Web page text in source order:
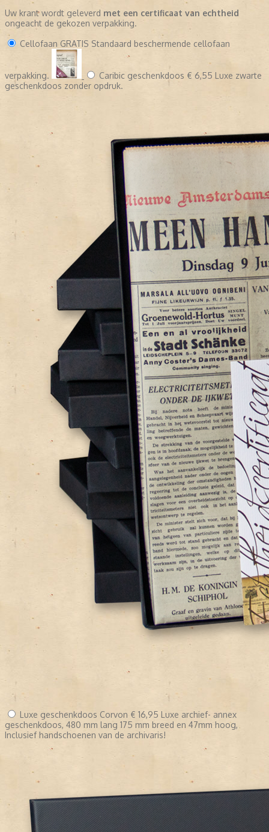
Uw krant wordt geleverd met een certificaat van echtheid
ongeacht de gekozen verpakking.
Cellofaan GRATIS Standaard beschermende cellofaan
verpakking. Caribic geschenkdoos € 6,55 Luxe zwarte
geschenkdoos zonder opdruk.
Luxe geschenkdoos Corvon € 16,95 Luxe archief- annex
geschenkdoos, 480 mm lang 175 mm breed en 47mm hoog,
Inclusief handschoenen van de archivaris!